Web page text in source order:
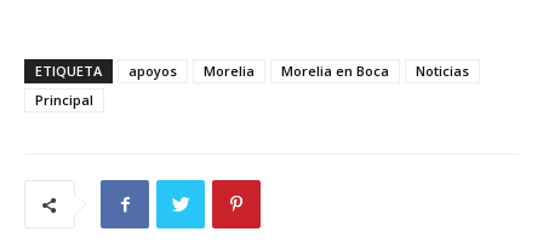
ETIQUETA apoyos Morelia Morelia en Boca
Noticias
Principal